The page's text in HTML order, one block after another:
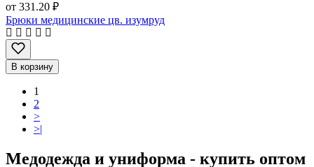
от 331.20 ₽
Брюки медицинские цв. изумруд
В корзину
1
2
>
>|
Медодежда и униформа - купить оптом